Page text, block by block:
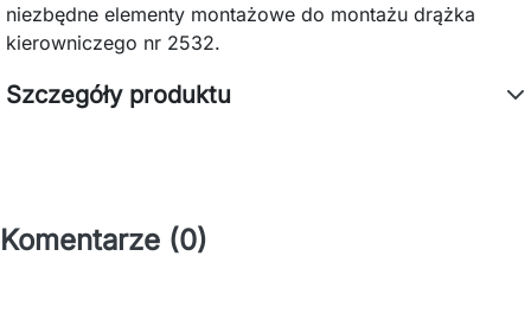
niezbędne elementy montażowe do montażu drążka
kierowniczego nr 2532.
Szczegóły produktu
Komentarze (0)